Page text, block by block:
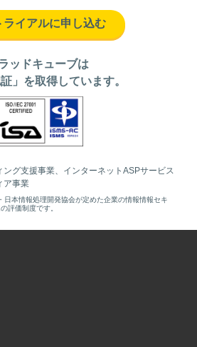
ッドキューブは
証」を取得しています。
グ支援事業、インターネットASPサービス
ア事業
日本情報処理開発協会が定めた企業の情報情報セキ
評価制度です。
ライアルに申し込む